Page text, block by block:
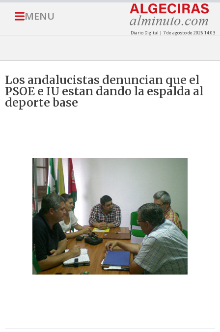
MENU
Diario Digital | 7 de agosto de 2026 14:03
Los andalucistas denuncian que el
PSOE e IU estan dando la espalda al
deporte base